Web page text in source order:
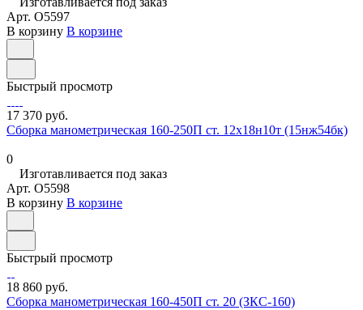
Арт. O5597
В корзину В корзине
Быстрый просмотр
17 370 руб.
Сборка манометрическая 160-250П ст. 12х18н10т (15нж54бк)
0
Изготавливается под заказ
Арт. O5598
В корзину В корзине
Быстрый просмотр
18 860 руб.
Сборка манометрическая 160-450П ст. 20 (ЗКС-160)